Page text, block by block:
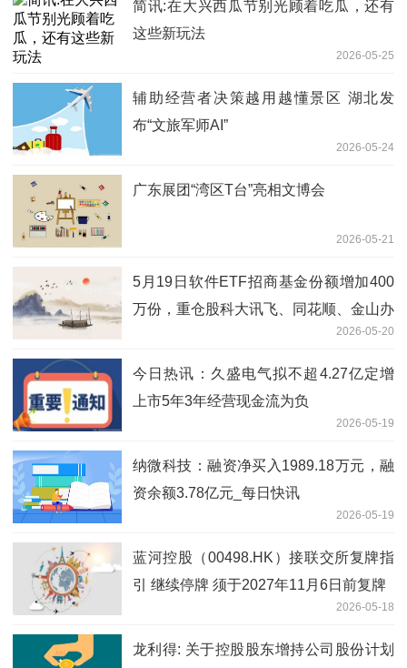
简讯:在大兴西瓜节别光顾着吃瓜，还有
这些新玩法
2026-05-25
辅助经营者决策越用越懂景区 湖北发
布“文旅军师AI”
2026-05-24
广东展团“湾区T台”亮相文博会
2026-05-21
5月19日软件ETF招商基金份额增加400
万份，重仓股科大讯飞、同花顺、金山办
2026-05-20
今日热讯：久盛电气拟不超4.27亿定增
上市5年3年经营现金流为负
2026-05-19
纳微科技：融资净买入1989.18万元，融
资余额3.78亿元_每日快讯
2026-05-19
蓝河控股（00498.HK）接联交所复牌指
引 继续停牌 须于2027年11月6日前复牌
2026-05-18
龙利得: 关于控股股东增持公司股份计划